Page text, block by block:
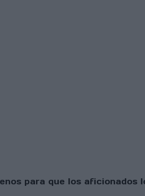
para que los aficionados